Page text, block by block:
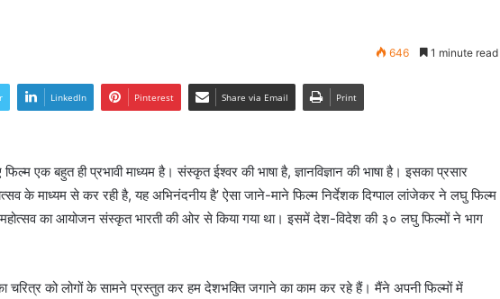
646 1 minute read
LinkedIn Pinterest Share via Email Print
एक बहुत ही प्रभावी माध्यम है। संस्कृत ईश्वर की भाषा है, ज्ञानविज्ञान की भाषा है। इसका प्रसार
के माध्यम से कर रही है, यह अभिनंदनीय है’ ऐसा जाने-माने फिल्म निर्देशक दिग्पाल लांजेकर ने लघु फिल्म
का आयोजन संस्कृत भारती की ओर से किया गया था। इसमें देश-विदेश की ३० लघु फिल्मों ने भाग
चरित्र को लोगों के सामने प्रस्तुत कर हम देशभक्ति जगाने का काम कर रहे हैं। मैंने अपनी फिल्मों में